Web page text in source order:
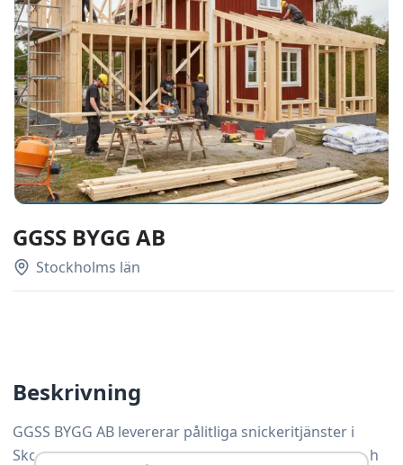
GGSS BYGG AB
Stockholms län
Beskrivning
GGSS BYGG AB levererar pålitliga snickeritjänster i
Skogås, anpassade efter varje kunds unika behov och